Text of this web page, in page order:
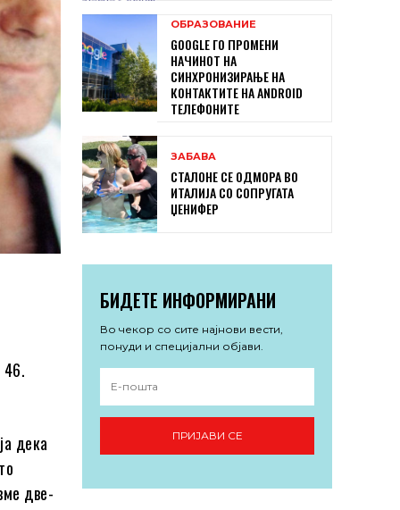
46.
дека
две-
ОБРАЗОВАНИЕ
GOOGLE ГО ПРОМЕНИ
НАЧИНОТ НА
СИНХРОНИЗИРАЊЕ НА
КОНТАКТИТЕ НА ANDROID
ТЕЛЕФОНИТЕ
ЗАБАВА
СТАЛОНЕ СЕ ОДМОРА ВО
ИТАЛИЈА СО СОПРУГАТА
ЏЕНИФЕР
БИДЕТЕ ИНФОРМИРАНИ
Во чекор со сите најнови вести,
понуди и специјални објави.
ПРИЈАВИ СЕ